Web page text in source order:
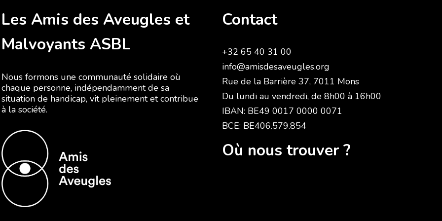
Les Amis des Aveugles et
Malvoyants ASBL
Nous formons une communauté solidaire où
chaque personne, indépendamment de sa
situation de handicap, vit pleinement et contribue
à la société.
Contact
+32 65 40 31 00
info@amisdesaveugles.org
Rue de la Barrière 37, 7011 Mons
Du lundi au vendredi, de 8h00 à 16h00
IBAN: BE49 0017 0000 0071
BCE: BE406.579.854
Où nous trouver ?